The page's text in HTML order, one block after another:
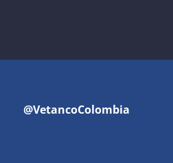
@VetancoColombia